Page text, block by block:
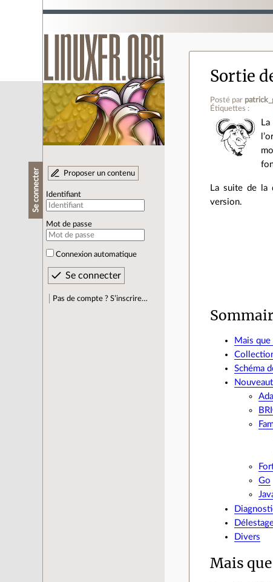
Se connecter Proposer un contenu
Identifiant
Mot de passe
Connexion automatique
Pas de compte ? S’inscrire…
Sortie
Posté par
Étiquettes :
La suite de la
version.
Mais que
Schéma
Ada
Go
Divers
Mais que